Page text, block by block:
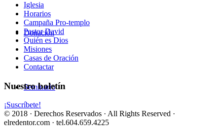
Donación
Seminario
Iglesia
Horarios
Campaña Pro-templo
Pastor David
Quién es Dios
Misiones
Casas de Oración
Contactar
Nuestro boletín
¡Suscríbete!
© 2018 · Derechos Reservados · All Rights Reserved ·
elredentor.com · tel.604.659.4225